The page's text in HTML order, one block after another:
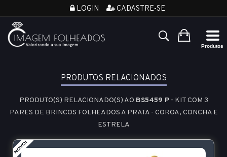
LOGIN CADASTRE-SE
PRODUTOS RELACIONADOS
PRODUTO(S) RELACIONADO(S) AO BS5459 P- KIT COM 3
PARES DE BRINCOS FOLHEADOS A PRATA - COROA, CONCHA E
ESTRELA